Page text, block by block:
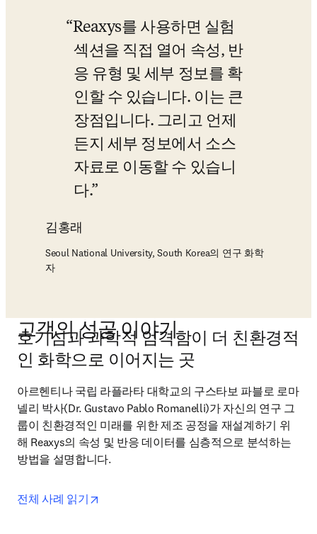
Reaxys를 사용하면 실험
섹션을 직접 열어 속성, 반
응 유형 및 세부 정보를 확
인할 수 있습니다. 이는 큰
장점입니다. 그리고 언제
든지 세부 정보에서 소스
자료로 이동할 수 있습니
다.
김홍래
Seoul National University, South Korea의 연구 화학
자
고객의 성공 이야기
호기심과 과학적 엄격함이 더 친환경적
인 화학으로 이어지는 곳
아르헨티나 국립 라플라타 대학교의 구스타보 파블로 로마
넬리 박사(Dr. Gustavo Pablo Romanelli)가 자신의 연구 그
룹이 친환경적인 미래를 위한 제조 공정을 재설계하기 위
해 Reaxys의 속성 및 반응 데이터를 심층적으로 분석하는
방법을 설명합니다.
전체 사례 읽기